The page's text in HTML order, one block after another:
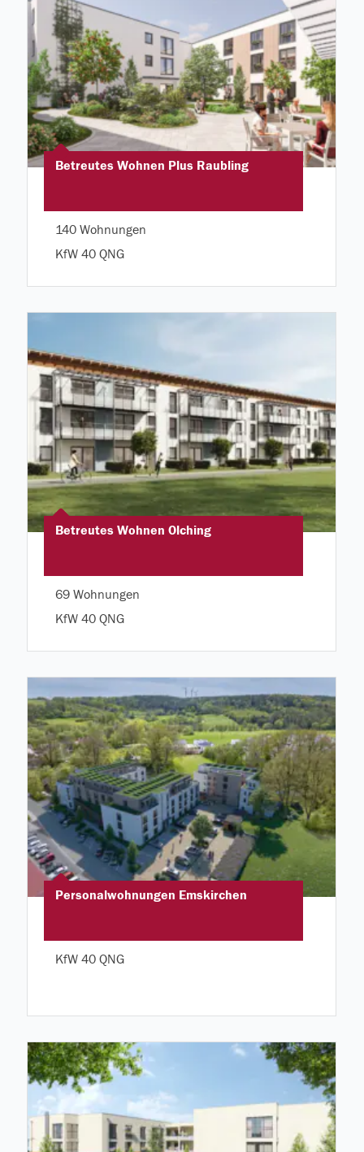
Betreutes Wohnen Plus Raubling
140 Wohnungen
KfW 40 QNG
Betreutes Wohnen Olching
69 Wohnungen
KfW 40 QNG
Personalwohnungen Emskirchen
KfW 40 QNG